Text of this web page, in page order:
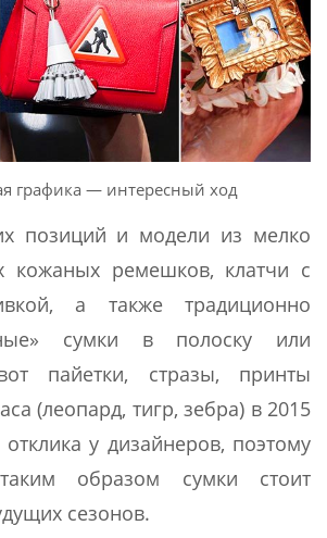
графика — интересный ход
позиций и модели из мелко
кожаных ремешков, клатчи с
а также традиционно
сумки в полоску или
пайетки, стразы, принты
(леопард, тигр, зебра) в 2015
у дизайнеров, поэтому
образом сумки стоит
сезонов.